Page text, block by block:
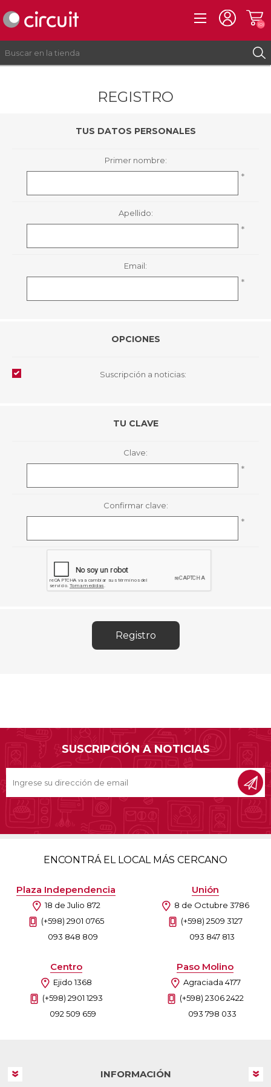
(0)
REGISTRO
TUS DATOS PERSONALES
Primer nombre:
*
Apellido:
*
Email:
*
OPCIONES
Suscripción a noticias:
TU CLAVE
Clave:
*
Confirmar clave:
*
SUSCRIPCIÓN A NOTICIAS
ENCONTRÁ EL LOCAL MÁS CERCANO
Plaza Independencia
18 de Julio 872
(+598) 2901 0765
093 848 809
Unión
8 de Octubre 3786
(+598) 2509 3127
093 847 813
Centro
Ejido 1368
(+598) 2901 1293
092 509 659
Paso Molino
Agraciada 4177
(+598) 2306 2422
093 798 033
INFORMACIÓN